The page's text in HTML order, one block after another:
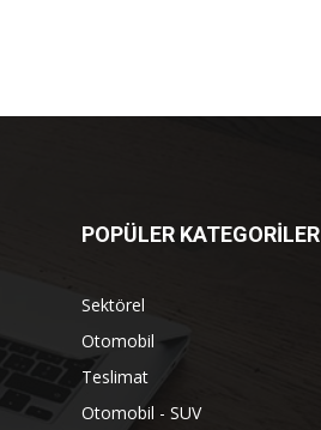
POPÜLER KATEGORİLER
Sektörel
Otomobil
Teslimat
Otomobil - SUV